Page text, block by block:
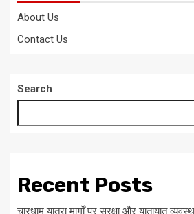
About Us
Contact Us
Search
Recent Posts
चारधाम यात्रा मार्गों पर सुरक्षा और यातायात